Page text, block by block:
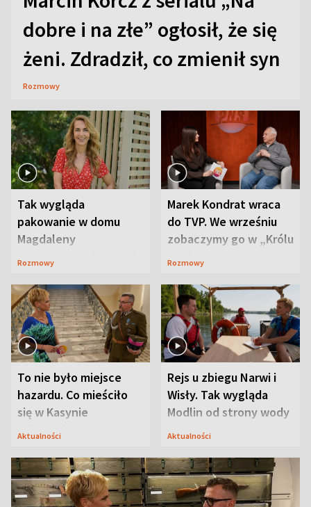
dobre i na złe” ogłosił, że się
żeni. Zdradził, co zmienił syn
Rozmowy
Tak wygląda
pakowanie w domu
Magdaleny
Waligórskiej-Lisieckiej.
Rozmowy
Marek Kondrat wraca
do TVP. We wrześniu
zobaczymy go w „Królu
Maciusiu I”
Rozmowy
To nie było miejsce
hazardu. Co mieściło
się w Kasynie
Oficerskim?
Aktualności
Rejs u zbiegu Narwi i
Wisły. Tak wygląda
Modlin od strony wody
Aktualności